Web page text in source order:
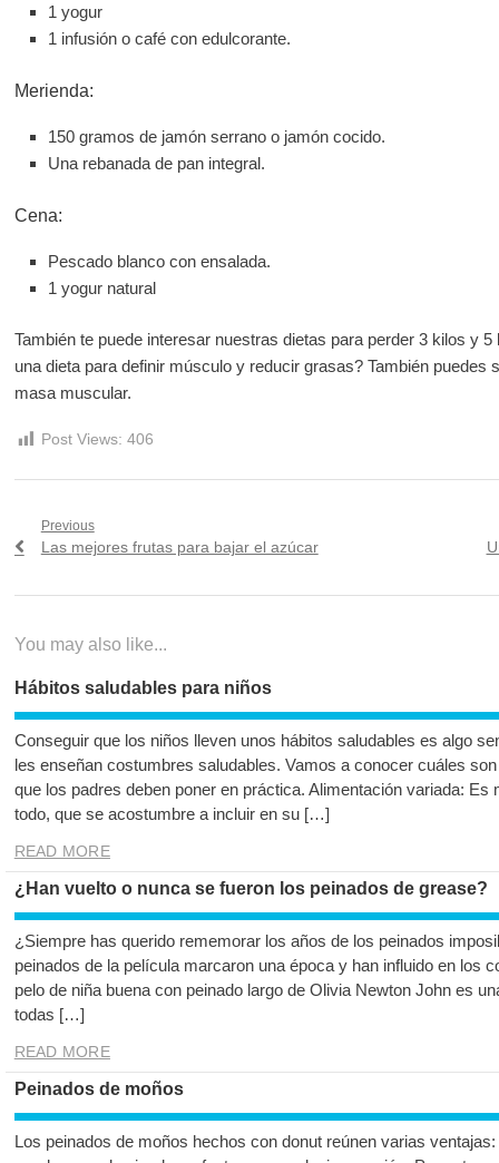
1 yogur
1 infusión o café con edulcorante.
Merienda:
150 gramos de jamón serrano o jamón cocido.
Una rebanada de pan integral.
Cena:
Pescado blanco con ensalada.
1 yogur natural
También te puede interesar nuestras dietas para perder 3 kilos y
una dieta para definir músculo y reducir grasas? También puedes
masa muscular.
Post Views: 406
Navegación
Previous
Previous
Las mejores frutas para bajar el azúcar
You may also like...
Hábitos saludables para niños
Conseguir que los niños lleven unos hábitos saludables es algo
les enseñan costumbres saludables. Vamos a conocer cuáles
que los padres deben poner en práctica. Alimentación variada: Es
todo, que se acostumbre a incluir en su […]
READ MORE
¿Han vuelto o nunca se fueron los peinados de grease?
¿Siempre has querido rememorar los años de los peinados
peinados de la película marcaron una época y han influido en los
pelo de niña buena con peinado largo de Olivia Newton John es
todas […]
READ MORE
Peinados de moños
Los peinados de moños hechos con donut reúnen varias